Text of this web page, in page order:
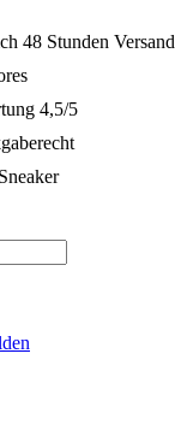
48 Stunden Versand
4,5/5